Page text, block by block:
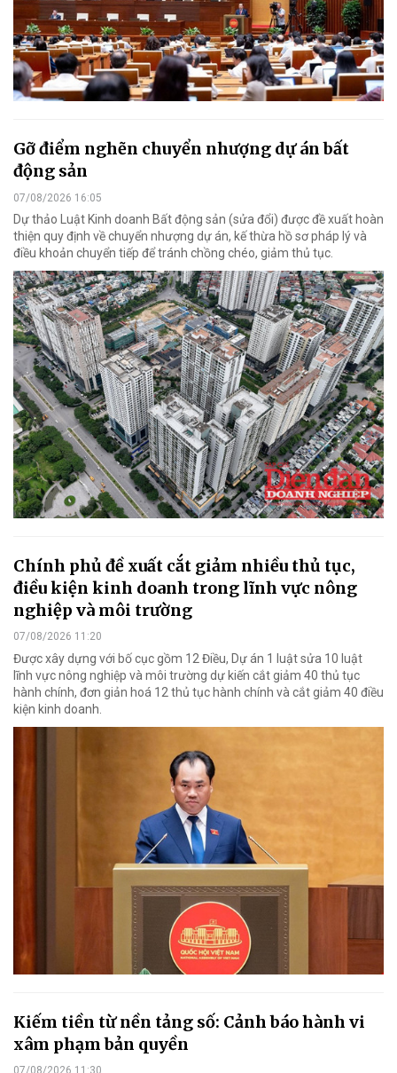
Gỡ điểm nghẽn chuyển nhượng dự án bất
động sản
07/08/2026 16:05
Dự thảo Luật Kinh doanh Bất động sản (sửa đổi) được đề xuất hoàn
thiện quy định về chuyển nhượng dự án, kế thừa hồ sơ pháp lý và
điều khoản chuyển tiếp để tránh chồng chéo, giảm thủ tục.
Chính phủ đề xuất cắt giảm nhiều thủ tục,
điều kiện kinh doanh trong lĩnh vực nông
nghiệp và môi trường
07/08/2026 11:20
Được xây dựng với bố cục gồm 12 Điều, Dự án 1 luật sửa 10 luật
lĩnh vực nông nghiệp và môi trường dự kiến cắt giảm 40 thủ tục
hành chính, đơn giản hoá 12 thủ tục hành chính và cắt giảm 40 điều
kiện kinh doanh.
Kiếm tiền từ nền tảng số: Cảnh báo hành vi
xâm phạm bản quyền
07/08/2026 11:30